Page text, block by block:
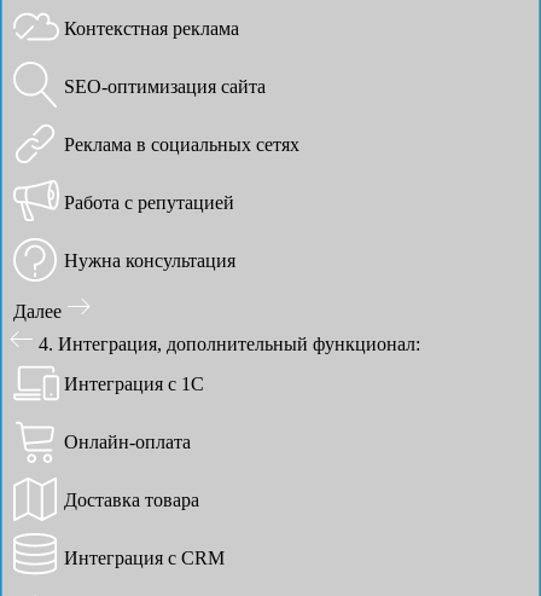
Контекстная реклама
SEO-оптимизация сайта
Реклама в социальных сетях
Работа с репутацией
Нужна консультация
Далее
4. Интеграция, дополнительный функционал:
Интеграция с 1С
Онлайн-оплата
Доставка товара
Интеграция с CRM